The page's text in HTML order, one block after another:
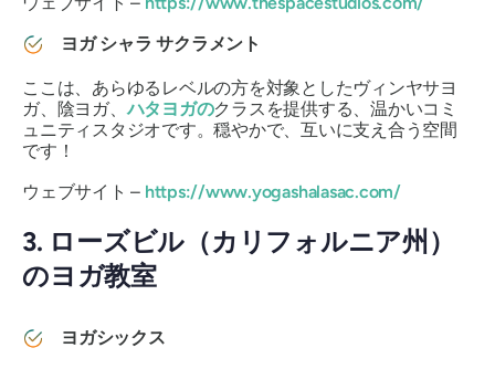
ヨガ シャラ サクラメント
ここは、あらゆるレベルの方を対象としたヴィンヤサヨ
ガ、陰ヨガ、ハタヨガのクラスを提供する、温かいコミ
ュニティスタジオです。穏やかで、互いに支え合う空間
です！
ウェブサイト – https://www.yogashalasac.com/
3. ローズビル（カリフォルニア州）
のヨガ教室
ヨガシックス